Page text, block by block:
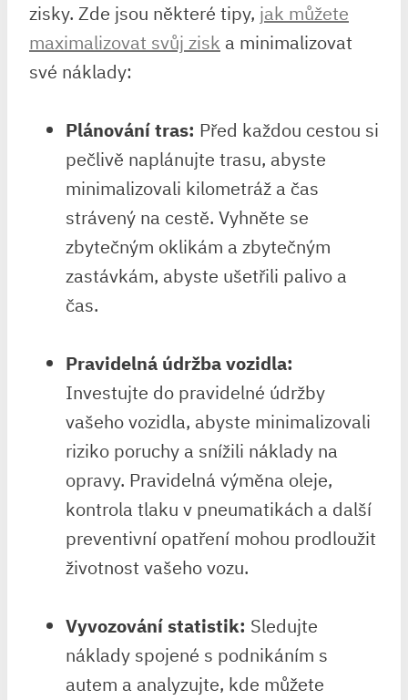
zisky. Zde jsou některé tipy, jak můžete
maximalizovat svůj zisk a minimalizovat
své náklady:
Plánování tras: Před každou cestou si
pečlivě naplánujte trasu, abyste
minimalizovali kilometráž a čas
strávený na cestě. Vyhněte se
zbytečným oklikám a zbytečným
zastávkám, abyste ušetřili palivo a
čas.
Pravidelná údržba vozidla:
Investujte do pravidelné údržby
vašeho vozidla, abyste minimalizovali
riziko poruchy a snížili náklady na
opravy. Pravidelná výměna oleje,
kontrola tlaku v pneumatikách a další
preventivní opatření mohou prodloužit
životnost vašeho vozu.
Vyvozování statistik: Sledujte
náklady spojené s podnikáním s
autem a analyzujte, kde můžete